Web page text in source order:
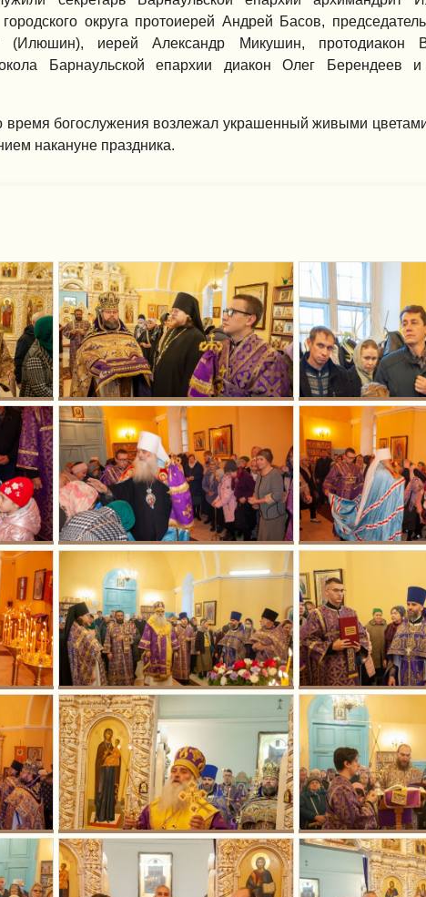
округа протоиерей Андрей Басов,
(Илюшин), иерей Александр Микушин, протодиакон
Барнаульской епархии диакон Олег Берендеев
время богослужения возлежал украшенный живыми
накануне праздника.